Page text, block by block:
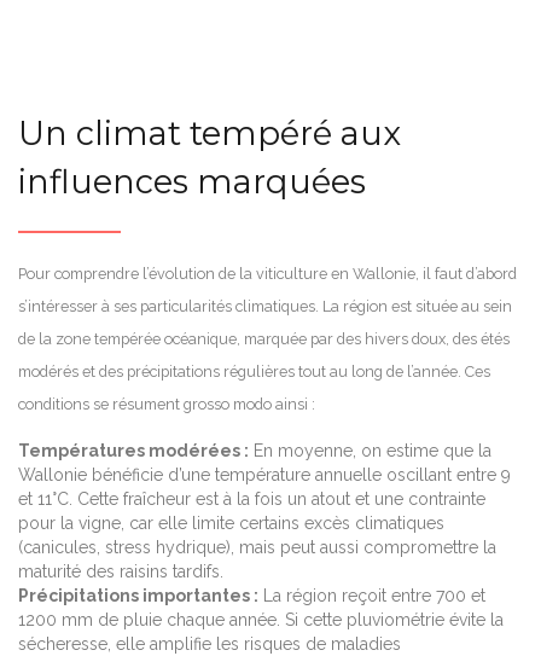
Un climat tempéré aux
influences marquées
Pour comprendre l’évolution de la viticulture en Wallonie, il faut d’abord
s’intéresser à ses particularités climatiques. La région est située au sein
de la zone tempérée océanique, marquée par des hivers doux, des étés
modérés et des précipitations régulières tout au long de l’année. Ces
conditions se résument grosso modo ainsi :
Températures modérées : En moyenne, on estime que la
Wallonie bénéficie d’une température annuelle oscillant entre 9
et 11°C. Cette fraîcheur est à la fois un atout et une contrainte
pour la vigne, car elle limite certains excès climatiques
(canicules, stress hydrique), mais peut aussi compromettre la
maturité des raisins tardifs.
Précipitations importantes : La région reçoit entre 700 et
1200 mm de pluie chaque année. Si cette pluviométrie évite la
sécheresse, elle amplifie les risques de maladies